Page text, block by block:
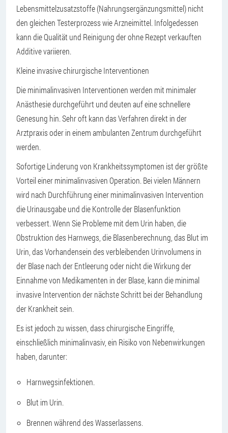
Lebensmittelzusatzstoffe (Nahrungsergänzungsmittel) nicht
den gleichen Testerprozess wie Arzneimittel. Infolgedessen
kann die Qualität und Reinigung der ohne Rezept verkauften
Additive variieren.
Kleine invasive chirurgische Interventionen
Die minimalinvasiven Interventionen werden mit minimaler
Anästhesie durchgeführt und deuten auf eine schnellere
Genesung hin. Sehr oft kann das Verfahren direkt in der
Arztpraxis oder in einem ambulanten Zentrum durchgeführt
werden.
Sofortige Linderung von Krankheitssymptomen ist der größte
Vorteil einer minimalinvasiven Operation. Bei vielen Männern
wird nach Durchführung einer minimalinvasiven Intervention
die Urinausgabe und die Kontrolle der Blasenfunktion
verbessert. Wenn Sie Probleme mit dem Urin haben, die
Obstruktion des Harnwegs, die Blasenberechnung, das Blut im
Urin, das Vorhandensein des verbleibenden Urinvolumens in
der Blase nach der Entleerung oder nicht die Wirkung der
Einnahme von Medikamenten in der Blase, kann die minimal
invasive Intervention der nächste Schritt bei der Behandlung
der Krankheit sein.
Es ist jedoch zu wissen, dass chirurgische Eingriffe,
einschließlich minimalinvasiv, ein Risiko von Nebenwirkungen
haben, darunter:
Harnwegsinfektionen.
Blut im Urin.
Brennen während des Wasserlassens.